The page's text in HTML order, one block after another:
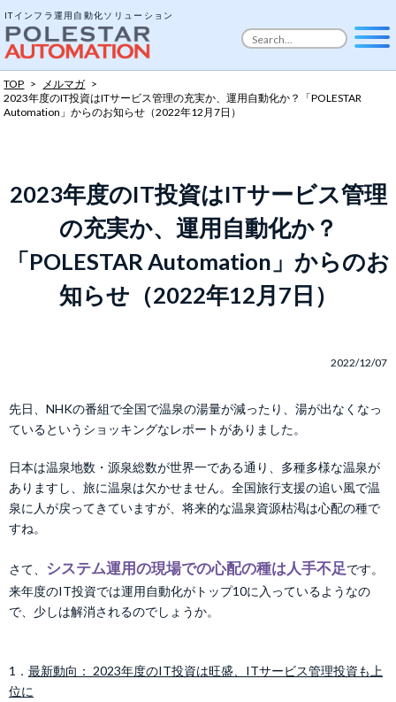
ITインフラ運用自動化ソリューション
TOP > メルマガ >
2023年度のIT投資はITサービス管理の充実か、運用自動化か？
「POLESTAR
Automation」からのお知らせ（2022年12月7日）
2023年度のIT投資はITサービス管理
の充実か、運用自動化か？
「POLESTAR Automation」からのお
知らせ（2022年12月7日）
2022/12/07
先日、NHKの番組で全国で温泉の湯量が減ったり、湯が出なくなっ
ているというショッキングなレポートがありました。
日本は温泉地数・源泉総数が世界一である通り、多種多様な温泉が
ありますし、旅に温泉は欠かせません。全国旅行支援の追い風で温
泉に人が戻ってきていますが、将来的な温泉資源枯渇は心配の種で
すね。
さて、 システム運用の現場での心配の種は人手不足です。
来年度のIT投資では運用自動化がトップ10に入っているようなの
で、少しは解消されるのでしょうか。
1． 最新動向： 2023年度のIT投資は旺盛、ITサービス管理投資も上
位に